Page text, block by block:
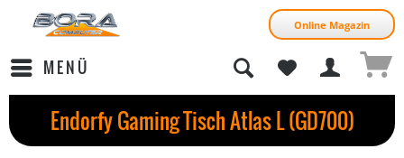
Online Magazin
MENÜ
Endorfy Gaming Tisch Atlas L (GD700)